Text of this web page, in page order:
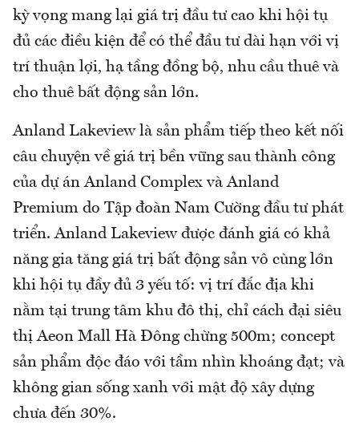
kỳ vọng mang lại giá trị đầu tư cao khi hội tụ
đủ các điều kiện để có thể đầu tư dài hạn với vị
trí thuận lợi, hạ tầng đồng bộ, nhu cầu thuê và
cho thuê bất động sản lớn.
Anland Lakeview là sản phẩm tiếp theo kết nối
câu chuyện về giá trị bền vững sau thành công
của dự án Anland Complex và Anland
Premium do Tập đoàn Nam Cường đầu tư phát
triển. Anland Lakeview được đánh giá có khả
năng gia tăng giá trị bất động sản vô cùng lớn
khi hội tụ đầy đủ 3 yếu tố: vị trí đắc địa khi
nằm tại trung tâm khu đô thị, chỉ cách đại siêu
thị Aeon Mall Hà Đông chừng 500m; concept
sản phẩm độc đáo với tầm nhìn khoáng đạt; và
không gian sống xanh với mật độ xây dựng
chưa đến 30%.